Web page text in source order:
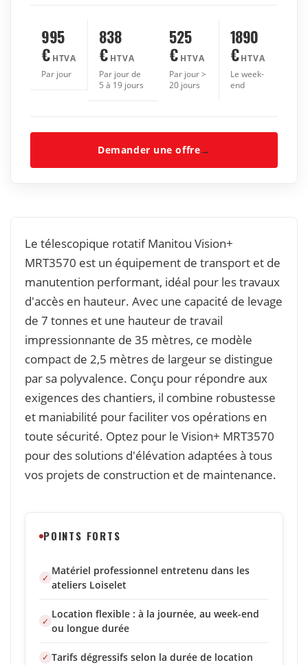
995
€ HTVA
Par jour
838
€ HTVA
Par jour de
5 à 19 jours
525
€ HTVA
Par jour >
20 jours
1890
€ HTVA
Le week-
end
Demander une offre→
Le télescopique rotatif Manitou Vision+
MRT3570 est un équipement de transport et de
manutention performant, idéal pour les travaux
d'accès en hauteur. Avec une capacité de levage
de 7 tonnes et une hauteur de travail
impressionnante de 35 mètres, ce modèle
compact de 2,5 mètres de largeur se distingue
par sa polyvalence. Conçu pour répondre aux
exigences des chantiers, il combine robustesse
et maniabilité pour faciliter vos opérations en
toute sécurité. Optez pour le Vision+ MRT3570
pour des solutions d'élévation adaptées à tous
vos projets de construction et de maintenance.
POINTS FORTS
Matériel professionnel entretenu dans les
ateliers Loiselet
Location flexible : à la journée, au week-end
ou longue durée
Tarifs dégressifs selon la durée de location